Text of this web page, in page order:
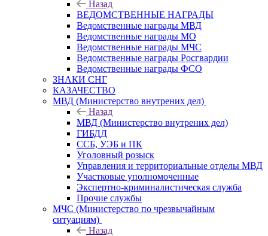
Назад
ВЕДОМСТВЕННЫЕ НАГРАДЫ
Ведомственные награды МВД
Ведомственные награды МО
Ведомственные награды МЧС
Ведомственные награды Росгвардии
Ведомственные награды ФСО
ЗНАКИ СНГ
КАЗАЧЕСТВО
МВД (Министерство внутрених дел)
Назад
МВД (Министерство внутрених дел)
ГИБДД
ССБ, УЭБ и ПК
Уголовный розыск
Управления и территориальные отделы МВД
Участковые уполномоченные
Экспертно-криминалистическая служба
Прочие службы
МЧС (Министерство по чрезвычайным
ситуациям)
Назад